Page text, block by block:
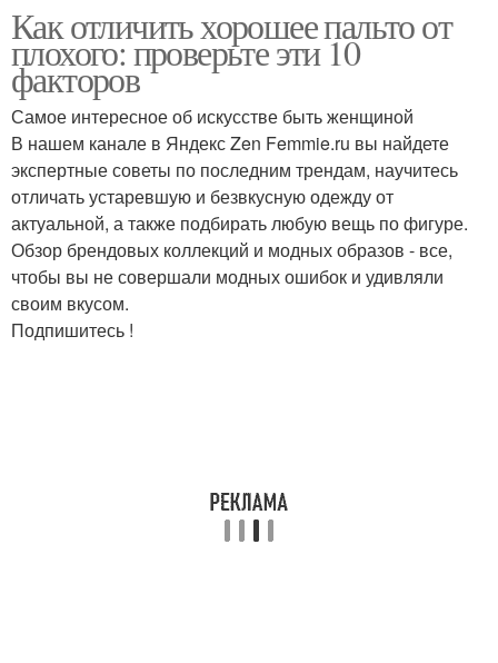
Как отличить хорошее пальто от
плохого: проверьте эти 10
факторов
Самое интересное об искусстве быть женщиной
В нашем канале в Яндекс Zen Femmie.ru вы найдете
экспертные советы по последним трендам, научитесь
отличать устаревшую и безвкусную одежду от
актуальной, а также подбирать любую вещь по фигуре.
Обзор брендовых коллекций и модных образов - все,
чтобы вы не совершали модных ошибок и удивляли
своим вкусом.
Подпишитесь !